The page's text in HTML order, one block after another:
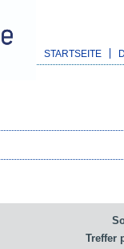
STARTSEITE
Treffer